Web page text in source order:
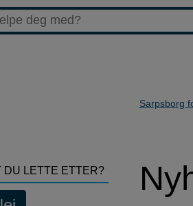
Sarpsborg
DU LETTE ETTER?